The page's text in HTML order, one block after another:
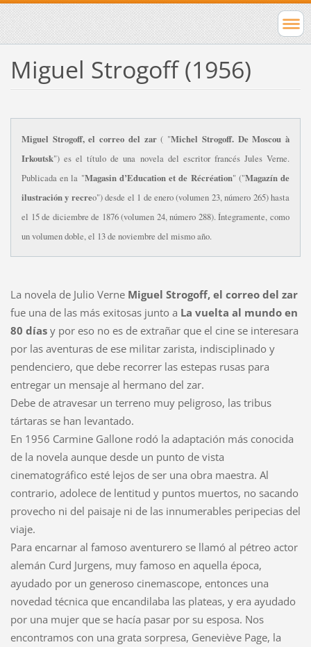
Miguel Strogoff (1956)
Miguel Strogoff, el correo del zar( "Michel Strogoff. De Moscou à
Irkoutsk") es el título de una novela del escritor francés Jules Verne.
Publicada en la "Magasin d’Education et de Récréation" ("Magazín de
ilustración y recreo") desde el 1 de enero (volumen 23, número 265) hasta
el 15 de diciembre de 1876 (volumen 24, número 288). Íntegramente, como
un volumen doble, el 13 de noviembre del mismo año.
La novela de Julio Verne Miguel Strogoff, el correo del zar
fue una de las más exitosas junto a La vuelta al mundo en
80 díasy por eso no es de extrañar que el cine se interesara
por las aventuras de ese militar zarista, indisciplinado y
pendenciero, que debe recorrer las estepas rusas para
entregar un mensaje al hermano del zar.
Debe de atravesar un terreno muy peligroso, las tribus
tártaras se han levantado.
En 1956 Carmine Gallone rodó la adaptación más conocida
de la novela aunque desde un punto de vista
cinematográfico esté lejos de ser una obra maestra. Al
contrario, adolece de lentitud y puntos muertos, no sacando
provecho ni del paisaje ni de las innumerables peripecias del
viaje.
Para encarnar al famoso aventurero se llamó al pétreo actor
alemán Curd Jurgens, muy famoso en aquella época,
ayudado por un generoso cinemascope, entonces una
novedad técnica que encandilaba las plateas, y era ayudado
por una mujer que se hacía pasar por su esposa. Nos
encontramos con una grata sorpresa, Geneviève Page, la